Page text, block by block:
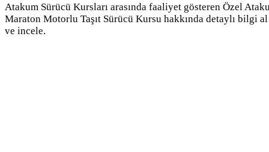
Atakum Sürücü Kursları arasında faaliyet gösteren Özel
Maraton Motorlu Taşıt Sürücü Kursu hakkında detaylı bilgi al
ve incele.